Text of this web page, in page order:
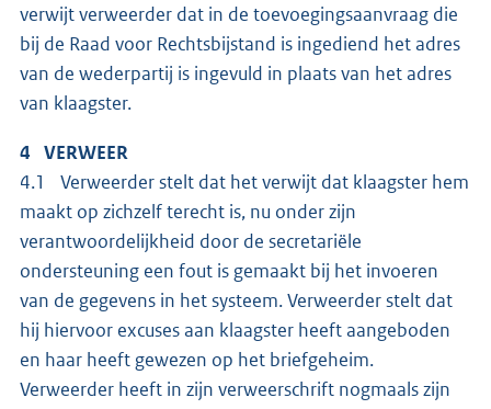
verwijt verweerder dat in de toevoegingsaanvraag die
bij de Raad voor Rechtsbijstand is ingediend het adres
van de wederpartij is ingevuld in plaats van het adres
van klaagster.
4 VERWEER
4.1 Verweerder stelt dat het verwijt dat klaagster hem
maakt op zichzelf terecht is, nu onder zijn
verantwoordelijkheid door de secretariële
ondersteuning een fout is gemaakt bij het invoeren
van de gegevens in het systeem. Verweerder stelt dat
hij hiervoor excuses aan klaagster heeft aangeboden
en haar heeft gewezen op het briefgeheim.
Verweerder heeft in zijn verweerschrift nogmaals zijn